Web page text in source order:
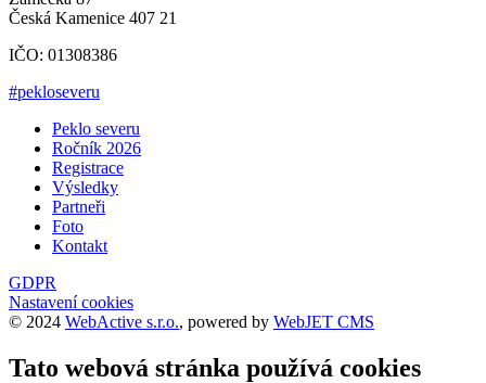
Česká Kamenice 407 21
IČO: 01308386
#pekloseveru
Peklo severu
Ročník 2026
Registrace
Výsledky
Partneři
Foto
Kontakt
GDPR
Nastavení cookies
© 2024 WebActive s.r.o., powered by WebJET CMS
Tato webová stránka používá cookies